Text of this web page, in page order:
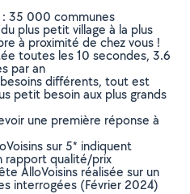
: 35 000 communes
plus petit village à la plus
à proximité de chez vous !
toutes les 10 secondes, 3.6
par an
différents, tout est
petit besoin aux plus grands
une première réponse à
sur 5* indiquent
rapport qualité/prix
AlloVoisins réalisée sur un
interrogées (Février 2024)